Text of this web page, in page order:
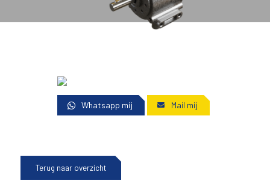
Whatsapp mij Mail mij
Terug naar overzicht